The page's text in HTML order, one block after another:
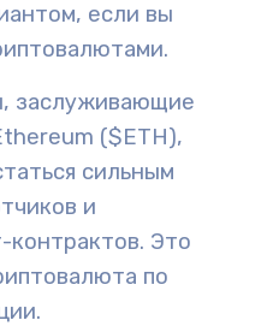
если вы
заслуживающие
($ETH),
сильным
и
Это
по